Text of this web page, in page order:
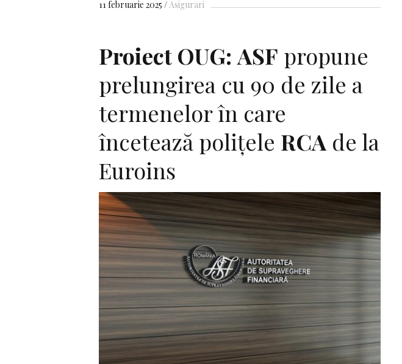
11 februarie 2025 Asigurari
Proiect OUG: ASF propune
prelungirea cu 90 de zile a
termenelor în care
încetează poliţele RCA de la
Euroins
F